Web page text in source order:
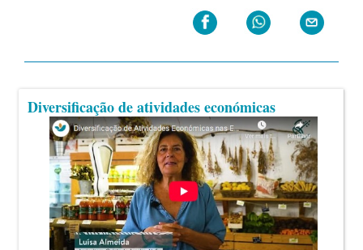
Diversificação de atividades económicas